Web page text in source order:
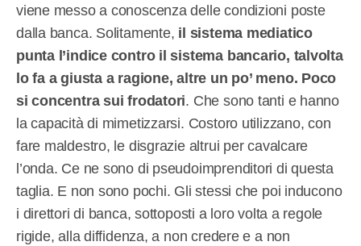
viene messo a conoscenza delle condizioni poste
dalla banca. Solitamente, il sistema mediatico
punta l’indice contro il sistema bancario, talvolta
lo fa a giusta a ragione, altre un po’ meno. Poco
si concentra sui frodatori. Che sono tanti e hanno
la capacità di mimetizzarsi. Costoro utilizzano, con
fare maldestro, le disgrazie altrui per cavalcare
l’onda. Ce ne sono di pseudoimprenditori di questa
taglia. E non sono pochi. Gli stessi che poi inducono
i direttori di banca, sottoposti a loro volta a regole
rigide, alla diffidenza, a non credere e a non